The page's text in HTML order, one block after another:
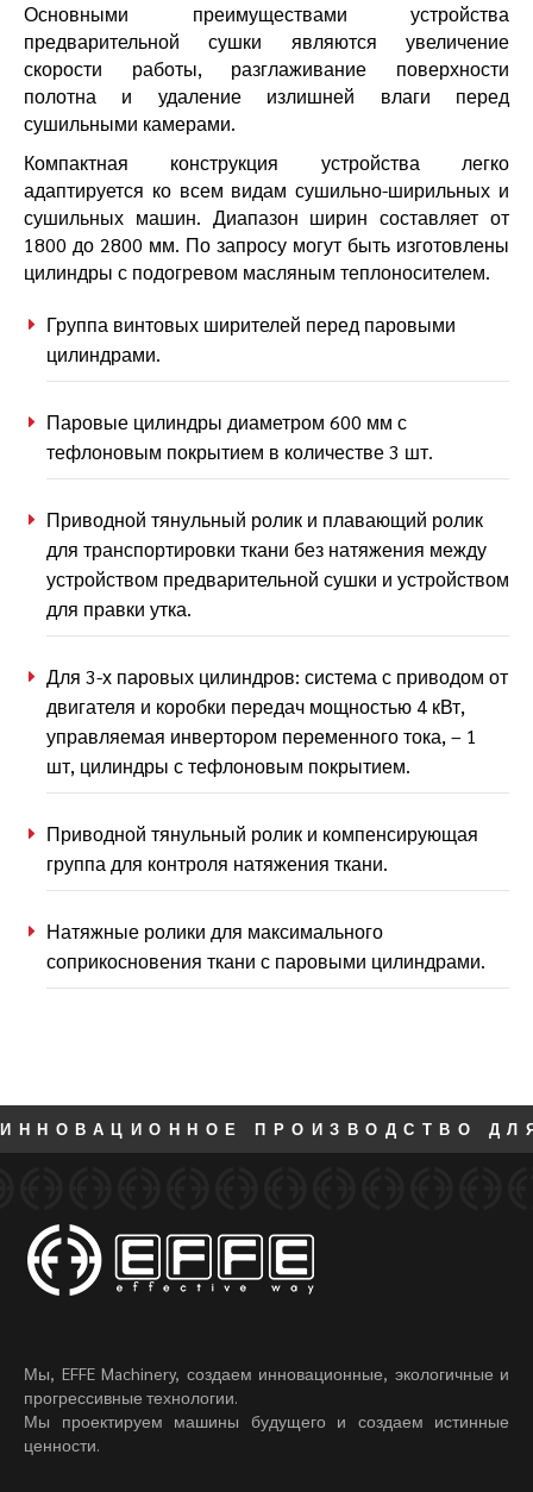
Основными преимуществами устройства
предварительной сушки являются увеличение
скорости работы, разглаживание поверхности
полотна и удаление излишней влаги перед
сушильными камерами.
Компактная конструкция устройства легко
адаптируется ко всем видам сушильно-ширильных и
сушильных машин. Диапазон ширин составляет от
1800 до 2800 мм. По запросу могут быть изготовлены
цилиндры с подогревом масляным теплоносителем.
Группа винтовых ширителей перед паровыми
цилиндрами.
Паровые цилиндры диаметром 600 мм с
тефлоновым покрытием в количестве 3 шт.
Приводной тянульный ролик и плавающий ролик
для транспортировки ткани без натяжения между
устройством предварительной сушки и устройством
для правки утка.
Для 3-х паровых цилиндров: система с приводом от
двигателя и коробки передач мощностью 4 кВт,
управляемая инвертором переменного тока, – 1
шт, цилиндры с тефлоновым покрытием.
Приводной тянульный ролик и компенсирующая
группа для контроля натяжения ткани.
Натяжные ролики для максимального
соприкосновения ткани с паровыми цилиндрами.
ИННОВАЦИОННОЕ ПРОИЗВОДСТВО
Мы, EFFE Machinery, создаем инновационные, экологичные и
прогрессивные технологии.
Мы проектируем машины будущего и создаем истинные
ценности.